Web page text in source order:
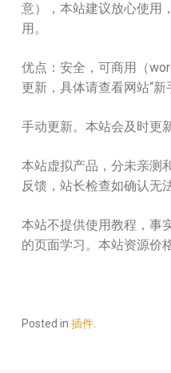
意），本站建议放心使用
用。
优点：安全，可商用（
更新，具体请查看网站“新
手动更新。本站会及时更
本站虚拟产品，分未亲测
反馈，站长检查如确认无
本站不提供使用教程，事
的页面学习。本站资源价
Posted in 插件.